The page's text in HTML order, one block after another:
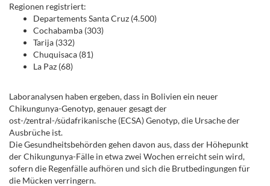
Regionen registriert:
Departements Santa Cruz (4.500)
Cochabamba (303)
Tarija (332)
Chuquisaca (81)
La Paz (68)
Laboranalysen haben ergeben, dass in Bolivien ein neuer
Chikungunya-Genotyp, genauer gesagt der
ost-/zentral-/südafrikanische (ECSA) Genotyp, die Ursache der
Ausbrüche ist.
Die Gesundheitsbehörden gehen davon aus, dass der Höhepunkt
der Chikungunya-Fälle in etwa zwei Wochen erreicht sein wird,
sofern die Regenfälle aufhören und sich die Brutbedingungen für
die Mücken verringern.